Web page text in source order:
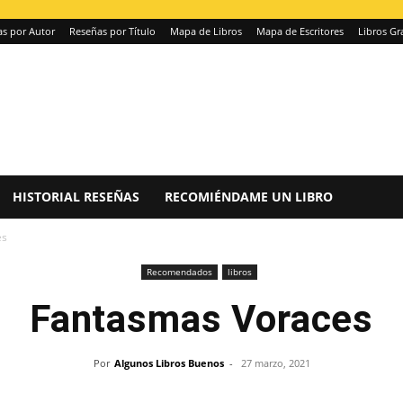
por Autor Reseñas por Título Mapa de Libros Mapa de Escritores Libros
HISTORIAL RESEÑAS RECOMIÉNDAME UN LIBRO
Recomendados libros
Fantasmas Voraces
Por Algunos Libros Buenos - 27 marzo, 2021